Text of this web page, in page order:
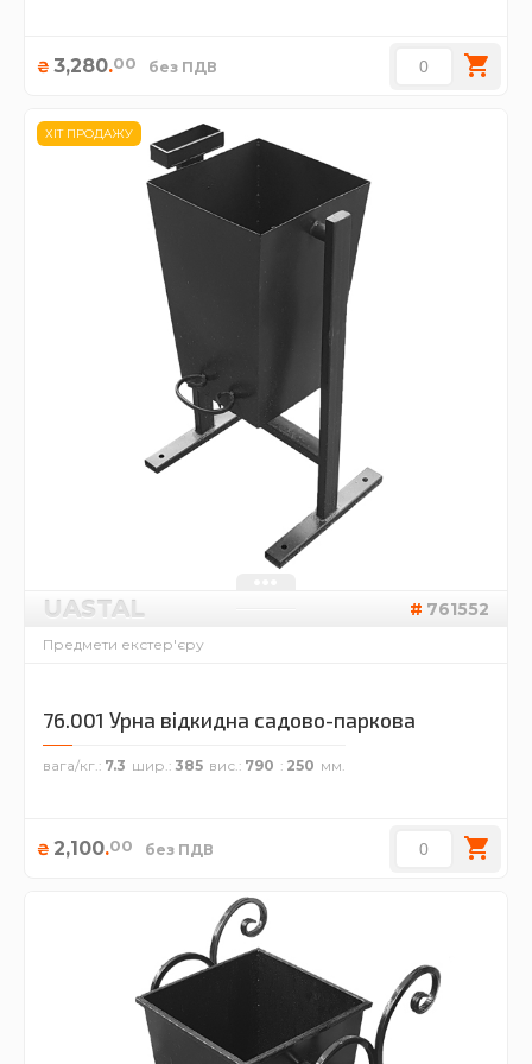
₴ 3,280.00 без ПДВ
ХІТ ПРОДАЖУ
UASTAL 761552
Предмети екстер'єру
76.001 Урна відкидна садово-паркова
вага/кг. 7.3 шир. 385 вис. 790 250
₴ 2,100.00 без ПДВ